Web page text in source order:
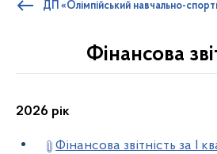
ДП «Олімпійський навчально-
Фінансова
2026 рік
Фінансова звітність за І